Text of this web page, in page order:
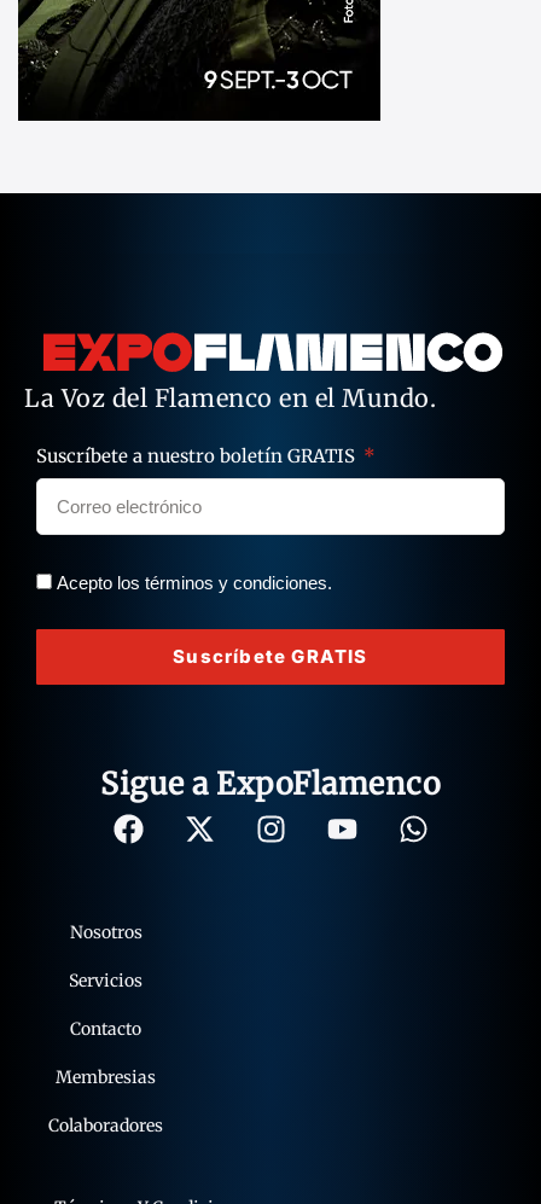
La Voz del Flamenco en el Mundo.
Suscríbete a nuestro boletín GRATIS
Acepto los términos y condiciones.
Suscríbete GRATIS
Sigue a ExpoFlamenco
Nosotros
Servicios
Contacto
Membresias
Colaboradores